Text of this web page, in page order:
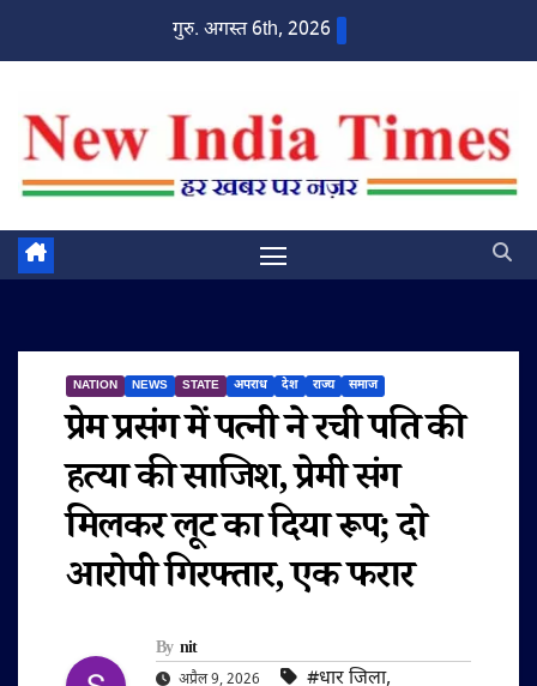
गुरु. अगस्त 6th, 2026
NATION NEWS STATE अपराध देश राज्य समाज
प्रेम प्रसंग में पत्नी ने रची पति की
हत्या की साजिश, प्रेमी संग
मिलकर लूट का दिया रूप; दो
आरोपी गिरफ्तार, एक फरार
By nit
अप्रैल 9, 2026 #धार जिला,